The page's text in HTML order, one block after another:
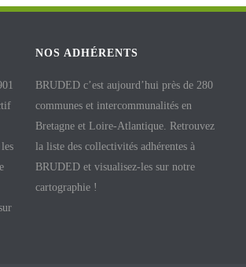
NOS ADHÉRENTS
BRUDED c’est aujourd’hui près de 280
communes et intercommunalités en
Bretagne et Loire-Atlantique. Retrouvez
la liste des collectivités adhérentes à
BRUDED et visualisez-les sur notre
cartographie !